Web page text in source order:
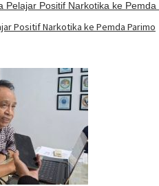
Positif Narkotika ke Pemda Parimo